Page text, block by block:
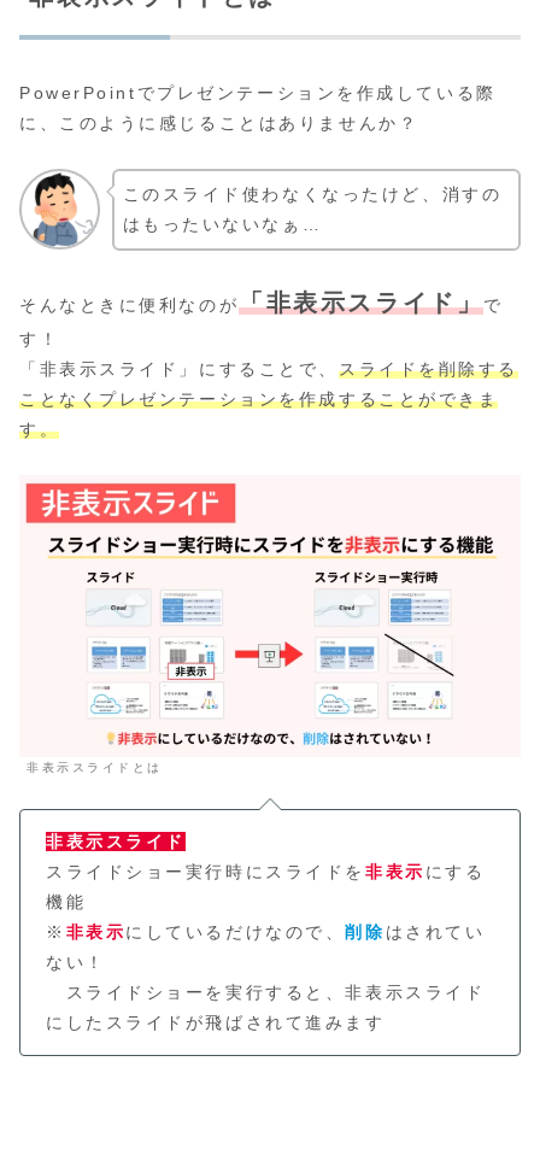
PowerPointでプレゼンテーションを作成している際
に、このように感じることはありませんか？
このスライド使わなくなったけど、消すの
はもったいないなぁ…
そんなときに便利なのが「非表示スライド」で
す！
「非表示スライド」にすることで、 スライドを削除する
ことなくプレゼンテーションを作成することができま
す。
非表示スライドとは
非表示スライド
スライドショー実行時にスライドを 非表示 にする
機能
※ 非表示にしているだけなので、削除 はされてい
ない！
スライドショーを実行すると、非表示スライド
にしたスライドが飛ばされて進みます